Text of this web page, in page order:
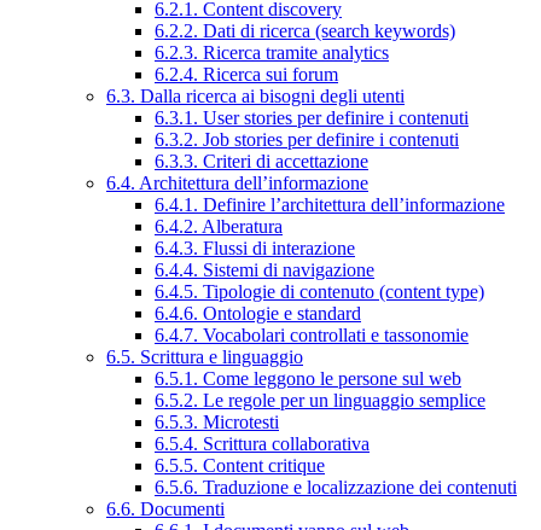
6.2.1. Content discovery
6.2.2. Dati di ricerca (search keywords)
6.2.3. Ricerca tramite analytics
6.2.4. Ricerca sui forum
6.3. Dalla ricerca ai bisogni degli utenti
6.3.1. User stories per definire i contenuti
6.3.2. Job stories per definire i contenuti
6.3.3. Criteri di accettazione
6.4. Architettura dell’informazione
6.4.1. Definire l’architettura dell’informazione
6.4.2. Alberatura
6.4.3. Flussi di interazione
6.4.4. Sistemi di navigazione
6.4.5. Tipologie di contenuto (content type)
6.4.6. Ontologie e standard
6.4.7. Vocabolari controllati e tassonomie
6.5. Scrittura e linguaggio
6.5.1. Come leggono le persone sul web
6.5.2. Le regole per un linguaggio semplice
6.5.3. Microtesti
6.5.4. Scrittura collaborativa
6.5.5. Content critique
6.5.6. Traduzione e localizzazione dei contenuti
6.6. Documenti